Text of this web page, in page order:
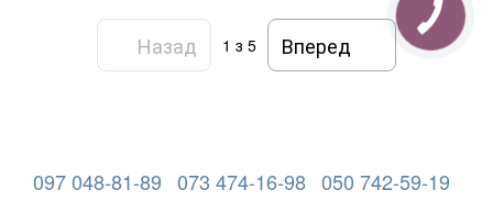
Назад 1 з 5 Вперед
097 048-81-89 073 474-16-98 050 742-59-19